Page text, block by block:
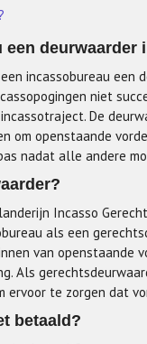
een deurwaarder
incassobureau een
niet
De
om openstaande
nadat alle andere
Incasso
als een
van openstaande
Als
ervoor te zorgen dat
betaald?